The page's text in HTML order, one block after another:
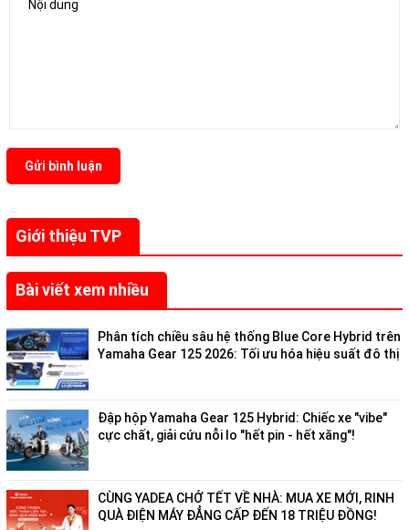
Giới thiệu TVP
Bài viết xem nhiều
Phân tích chiều sâu hệ thống Blue Core Hybrid trên
Yamaha Gear 125 2026: Tối ưu hóa hiệu suất đô thị
Đập hộp Yamaha Gear 125 Hybrid: Chiếc xe "vibe"
cực chất, giải cứu nỗi lo "hết pin - hết xăng"!
CÙNG YADEA CHỞ TẾT VỀ NHÀ: MUA XE MỚI, RINH
QUÀ ĐIỆN MÁY ĐẲNG CẤP ĐẾN 18 TRIỆU ĐỒNG!
Gửi bình luận